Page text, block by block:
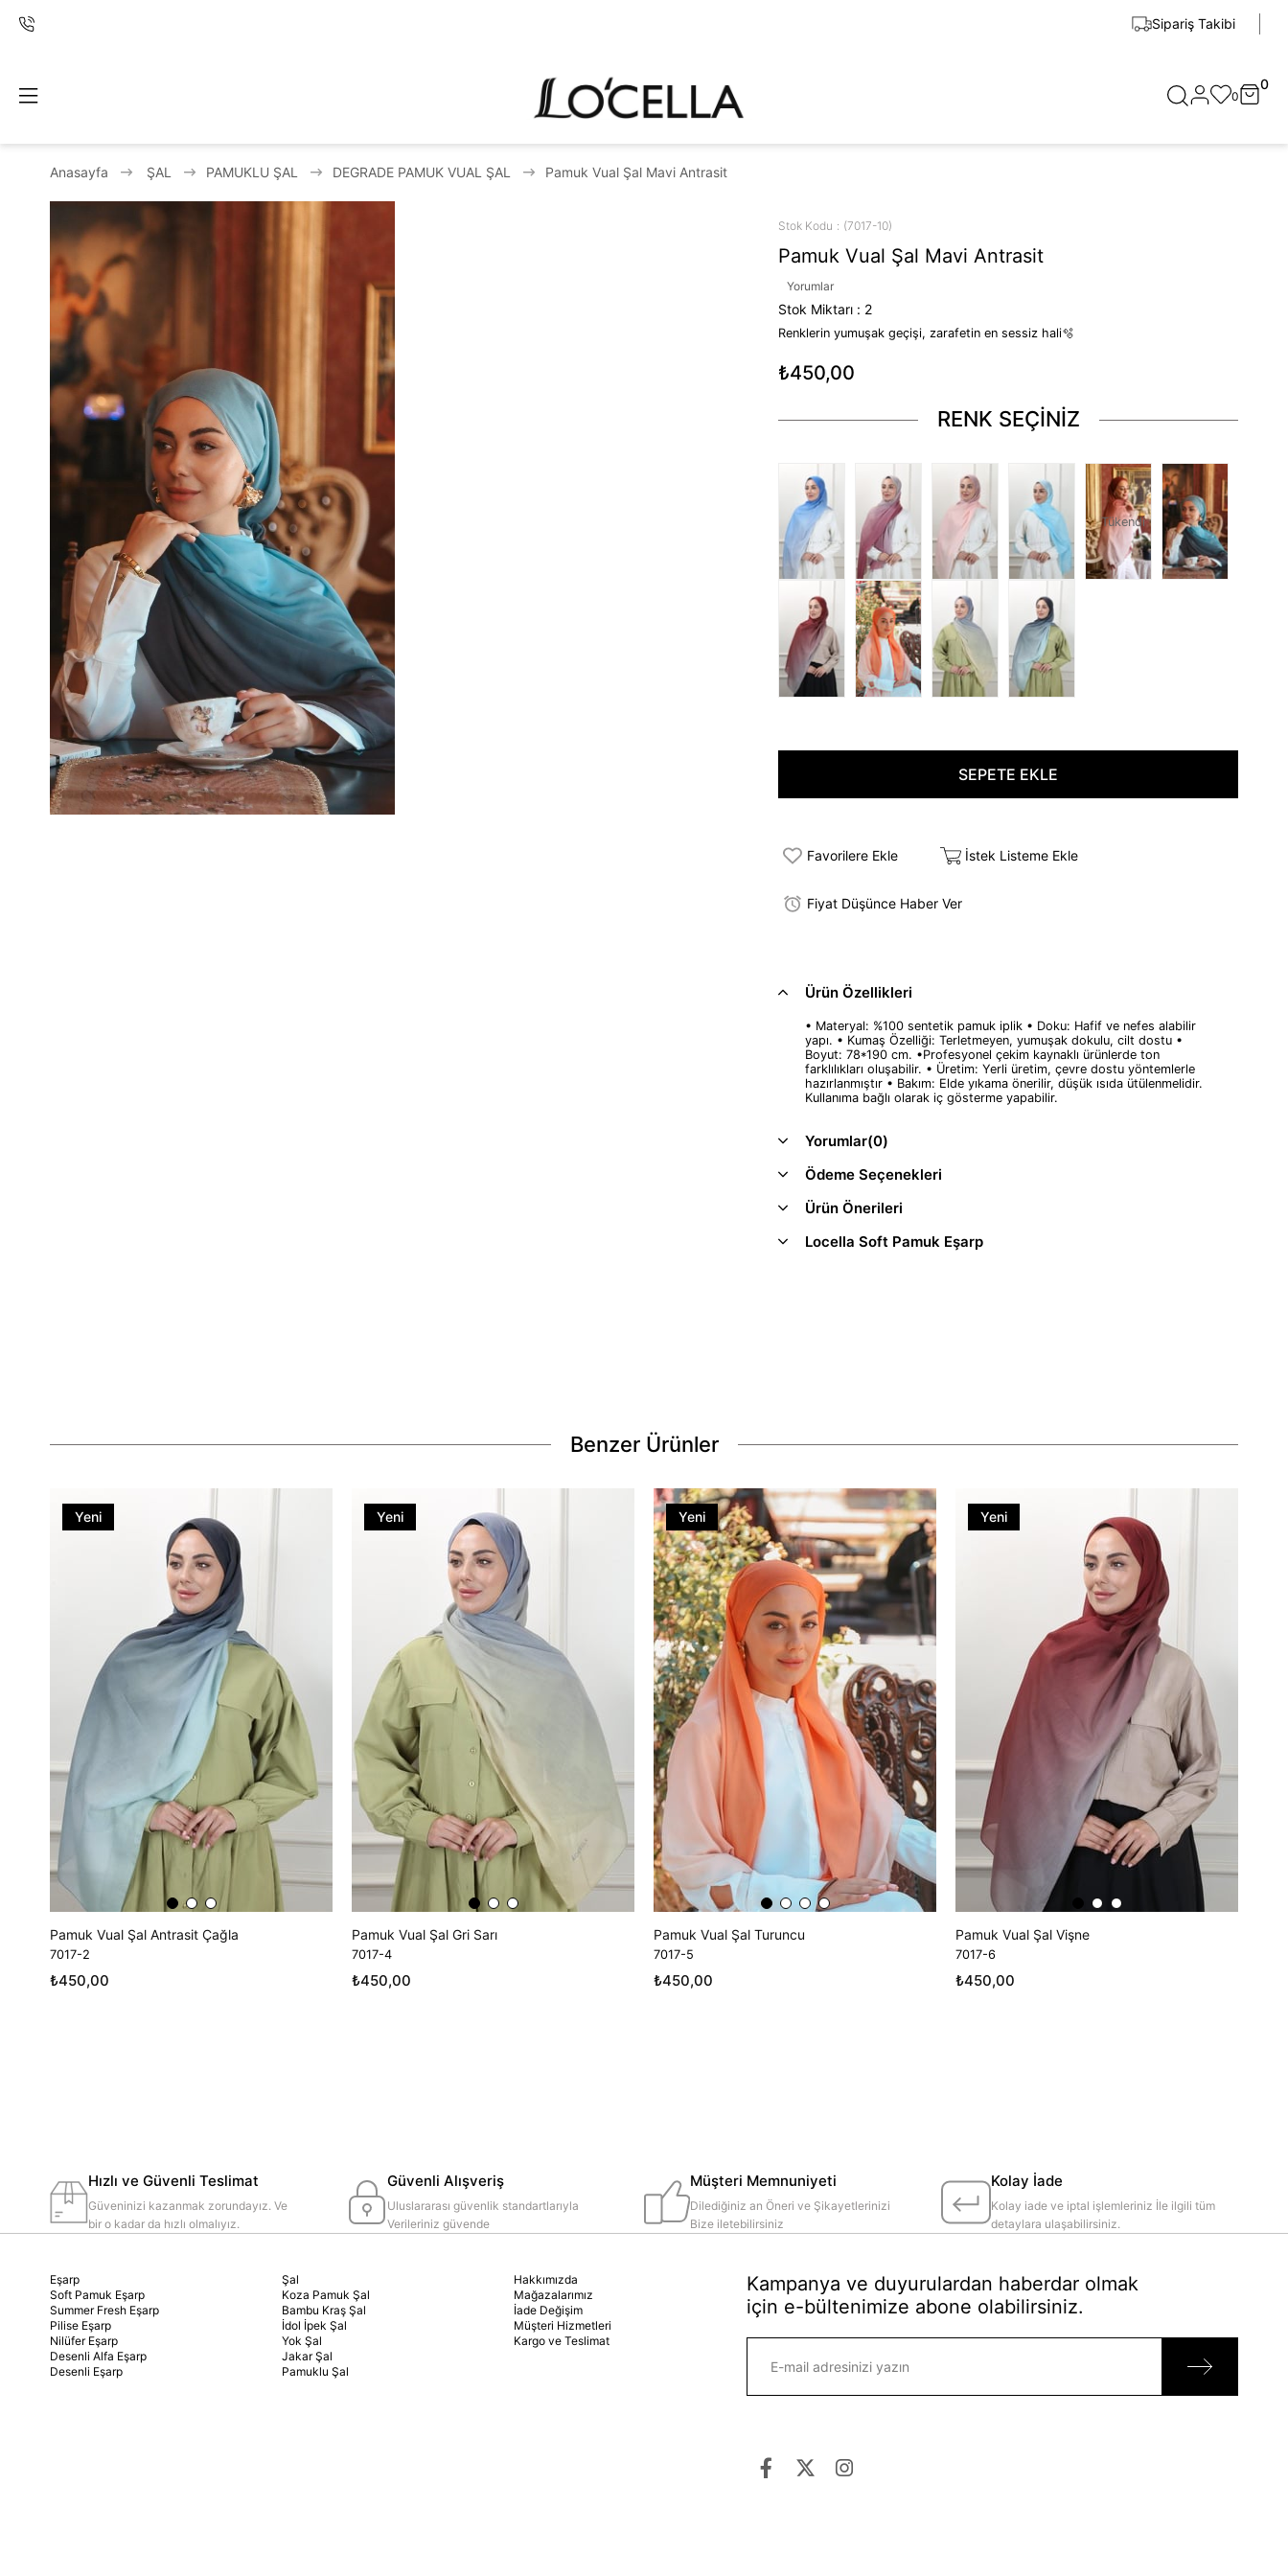
Sipariş Takibi
0
0
Anasayfa ŞAL PAMUKLU ŞAL DEGRADE PAMUK VUAL ŞAL Pamuk Vual Şal Mavi Antrasit
Stok Kodu (7017-10)
Pamuk Vual Şal Mavi Antrasit
Yorumlar
Stok Miktarı : 2
Renklerin yumuşak geçişi, zarafetin en sessiz hali🫧
₺450,00
RENK SEÇİNİZ
Tükendi
Favorilere Ekle İstek Listeme Ekle
Fiyat Düşünce Haber Ver
Ürün Özellikleri
• Materyal: %100 sentetik pamuk iplik • Doku: Hafif ve nefes alabilir
yapı. • Kumaş Özelliği: Terletmeyen, yumuşak dokulu, cilt dostu •
Boyut: 78*190 cm. •Profesyonel çekim kaynaklı ürünlerde ton
farklılıkları oluşabilir. • Üretim: Yerli üretim, çevre dostu yöntemlerle
hazırlanmıştır • Bakım: Elde yıkama önerilir, düşük ısıda ütülenmelidir.
Kullanıma bağlı olarak iç gösterme yapabilir.
Yorumlar(0)
Ödeme Seçenekleri
Ürün Önerileri
Locella Soft Pamuk Eşarp
Benzer Ürünler
Pamuk Vual Şal Antrasit Çağla
7017-2
₺450,00
Yeni
Pamuk Vual Şal Gri Sarı
7017-4
₺450,00
Yeni
Pamuk Vual Şal Turuncu
7017-5
₺450,00
Yeni
Ürün
Pamuk Vual Şal Vişne
7017-6
₺450,00
Yeni
Hızlı ve Güvenli Teslimat
Güveninizi kazanmak zorundayız. Ve
bir o kadar da hızlı olmalıyız.
Güvenli Alışveriş
Uluslararası güvenlik standartlarıyla
Verileriniz güvende
Müşteri Memnuniyeti
Dilediğiniz an Öneri ve Şikayetlerinizi
Bize iletebilirsiniz
Kolay İade
Kolay iade ve iptal işlemleriniz İle ilgili tüm
detaylara ulaşabilirsiniz.
Eşarp
Soft Pamuk Eşarp
Summer Fresh Eşarp
Pilise Eşarp
Nilüfer Eşarp
Desenli Alfa Eşarp
Desenli Eşarp
Şal
Koza Pamuk Şal
Bambu Kraş Şal
İdol İpek Şal
Yok Şal
Jakar Şal
Pamuklu Şal
Hakkımızda
Mağazalarımız
İade Değişim
Müşteri Hizmetleri
Kargo ve Teslimat
Kampanya ve duyurulardan haberdar olmak
için e-bültenimize abone olabilirsiniz.